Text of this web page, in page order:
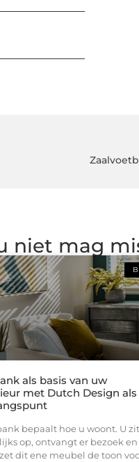
niet mag
als basis van uw
met Dutch Design als
bepaalt hoe u woont. U
op, ontvangt er bezoek en
dit ene meubel de toon